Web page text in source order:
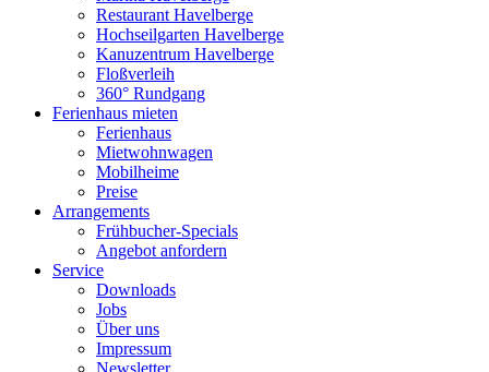
Restaurant Havelberge
Hochseilgarten Havelberge
Kanuzentrum Havelberge
Floßverleih
360° Rundgang
Ferienhaus mieten
Ferienhaus
Mietwohnwagen
Mobilheime
Preise
Arrangements
Frühbucher-Specials
Angebot anfordern
Service
Downloads
Jobs
Über uns
Impressum
Newsletter